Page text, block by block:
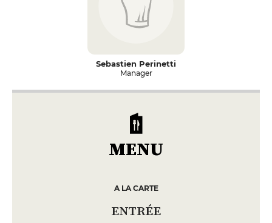
Sebastien Perinetti
Manager
MENU
A LA CARTE
ENTRÉE